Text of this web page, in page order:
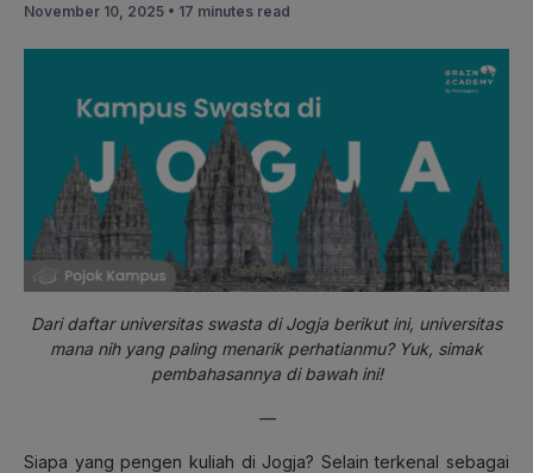
November 10, 2025 • 17 minutes read
Dari daftar universitas swasta di Jogja berikut ini, universitas
mana nih yang paling menarik perhatianmu? Yuk, simak
pembahasannya di bawah ini!
—
Siapa yang pengen kuliah di Jogja? Selain terkenal sebagai